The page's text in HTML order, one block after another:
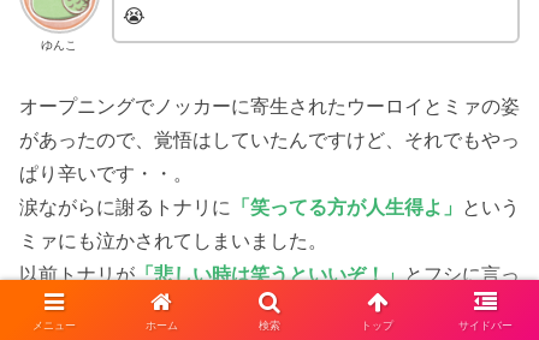
ゆんこ
😭
オープニングでノッカーに寄生されたウーロイとミァの姿
があったので、覚悟はしていたんですけど、それでもやっ
ぱり辛いです・・。
涙ながらに謝るトナリに 「笑ってる方が人生得よ」 という
ミァにも泣かされてしまいました。
以前トナリが「悲しい時は笑うといいぞ！」とフシに言っ
た時は「何で？」と思ったんですが、きっとミァからそう
メニュー ホーム 検索 トップ サイドバー